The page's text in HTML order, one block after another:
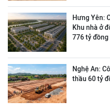
Hưng Yên:
Khu nhà ở
776 tỷ đồng
Nghệ An:
thầu 60 tỷ